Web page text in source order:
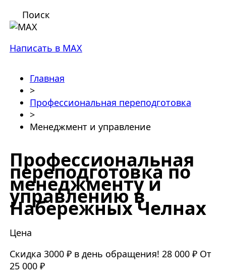
Поиск
Написать в MAX
Главная
>
Профессиональная переподготовка
>
Менеджмент и управление
Профессиональная
переподготовка по
менеджменту и
управлению в
Набережных Челнах
Цена
Скидка 3000 ₽ в день обращения! 28 000 ₽ От
25 000 ₽